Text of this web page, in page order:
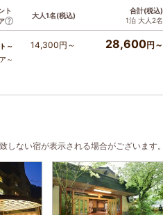
ト
大人1名(税込)
合計(税込)
1泊 大人2名
～
～
14,300円～ 28,600円～
しない宿が表示される場合がございます。